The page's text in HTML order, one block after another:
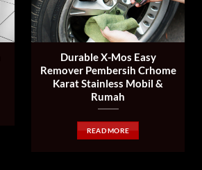
Durable X-Mos Easy
Remover Pembersih Crhome
Karat Stainless Mobil &
Rumah
READ MORE